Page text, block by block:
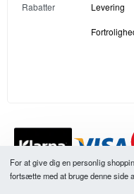
Rabatter Levering
For at give dig en personlig
fortsætte med at bruge denne side